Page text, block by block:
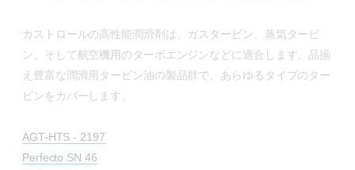
カストロールの高性能潤滑剤は、ガスタービン、蒸気タービ
ン、そして航空機用のターボエンジンなどに適合します。品揃
え豊富な潤滑用タービン油の製品群で、あらゆるタイプのター
ビンをカバーします。
AGT-HTS - 2197
Perfecto SN 46